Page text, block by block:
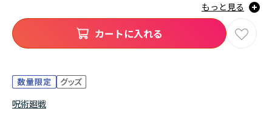
呪術廻戦
もっと見る
カートに入れる